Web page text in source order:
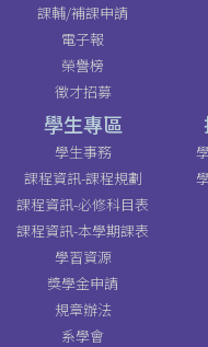
課輔/補課申請
電子報
榮譽榜
徵才招募
學生專區
學生事務
課程資訊-課程規劃
課程資訊-必修科目表
課程資訊-本學期課表
學習資源
獎學金申請
規章辦法
系學會